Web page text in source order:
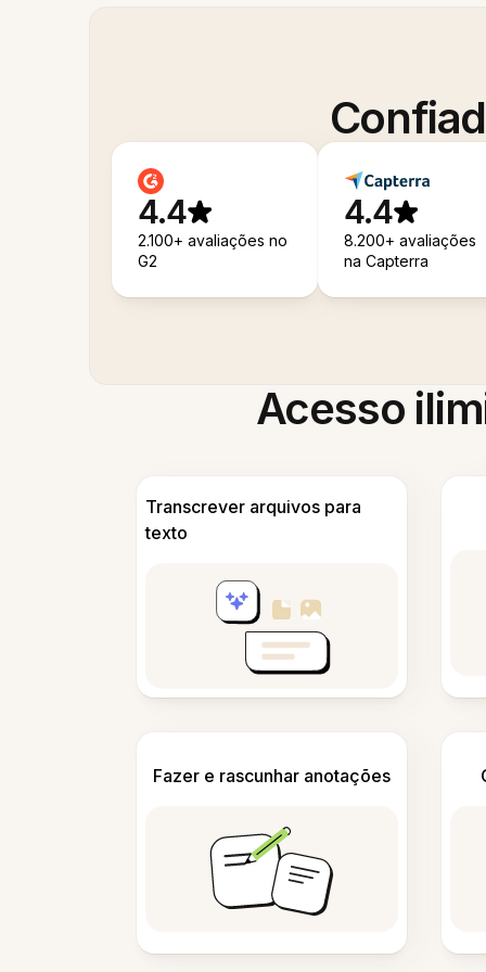
4.4
2.100+ avaliações no
G2
4.4
8.200+ avaliações
na Capterra
Acesso
Transcrever arquivos para
texto
Fazer e rascunhar anotações